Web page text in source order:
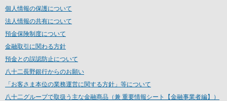
個人情報の保護について
法人情報の共有について
預金保険制度について
金融取引に関わる方針
預金との誤認防止について
八十二長野銀行からのお願い
「お客さま本位の業務運営に関する方針」等について
八十二グループで取扱う主な金融商品（兼 重要情報シート【金融事業者編】）